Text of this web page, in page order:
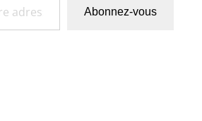
Abonnez-vous